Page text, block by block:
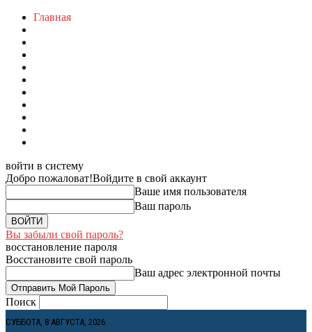
Главная
войти в систему
Добро пожаловат!Войдите в свой аккаунт
Ваше имя пользователя
Ваш пароль
Вы забыли свой пароль?
восстановление пароля
Восстановите свой пароль
Ваш адрес электронной почты
Поиск
СУББОТА, 8 АВГУСТА, 2026